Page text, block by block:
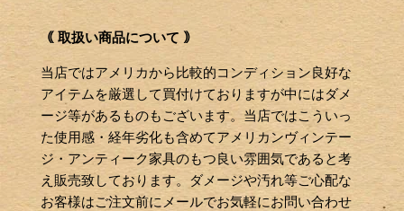
｟ 取扱い商品について ｠
当店ではアメリカから比較的コンディション良好な
アイテムを厳選して買付けておりますが中にはダメ
ージ等があるものもございます。当店ではこういっ
た使用感・経年劣化も含めてアメリカンヴィンテー
ジ・アンティーク家具のもつ良い雰囲気であると考
え販売致しております。ダメージや汚れ等ご心配な
お客様はご注文前にメールでお気軽にお問い合わせ